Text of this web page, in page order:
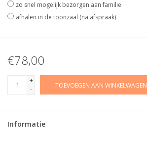
zo snel mogelijk bezorgen aan familie
afhalen in de toonzaal (na afspraak)
€78,00
+
-
TOEVOEGEN AAN WINKELWAGEN
Informatie